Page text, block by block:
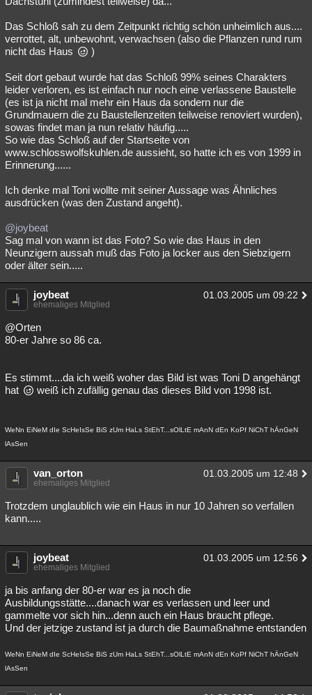
Das Schloß sah zu dem Zeitpunkt richtig schön unheimlich aus....
verrottet, alt, unbewohnt, verwachsen (also die Pflanzen rund rum
nicht das Haus
)
Seit dort gebaut wurde hat das Schloß 99% seines Charakters
leider verloren, es ist einfach nur noch eine verlassene Baustelle
(es ist ja nicht mal mehr ein Haus da sondern nur die
Grundmauern die zu Baustellenzeiten teilweise renoviert wurden),
sowas findet man ja nun relativ häufig.....
So wie das Schloß auf der Startseite von
www.schlosswolfskuhlen.de aussieht, so hatte ich es von 1999 in
Erinnerung......
Ich denke mal Toni wollte mit seiner Aussage was Ähnliches
ausdrücken (was den Zustand angeht).
@joybeat
Sag mal von wann ist das Foto? So wie das Haus in den
Neunzigern aussah muß das Foto ja locker aus den Siebzigern
oder älter sein.....
joybeat 01.03.2005 um 09:22
ehemaliges Mitglied
@Orten
80-er Jahre so 86 ca.
Es stimmt....da ich weiß woher das Bild ist was Toni D angehängt
hat
weiß ich zufällig genau das dieses Bild von 1998 ist.
WeNn EiNeM dIe ScHeIsSe BiS zUm HaLs StEhT...sOlLtE mAnN dEn KoPf NiChT hÄnGeN
lAsSen
van_orton 01.03.2005 um 12:48
ehemaliges Mitglied
Trotzdem unglaublich wie ein Haus in nur 10 Jahren so verfallen
kann.....
joybeat 01.03.2005 um 12:56
ehemaliges Mitglied
ja bis anfang der 80-er war es ja noch die
Ausbildungsstätte....danach war es verlassen und leer und
gammelte vor sich hin...denn auch ein Haus braucht pflege.
Und der jetzige zustand ist ja durch die Baumaßnahme entstanden
WeNn EiNeM dIe ScHeIsSe BiS zUm HaLs StEhT...sOlLtE mAnN dEn KoPf NiChT hÄnGeN
lAsSen